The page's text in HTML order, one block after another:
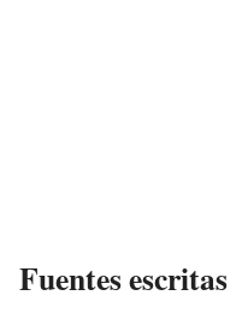
Fuentes escritas